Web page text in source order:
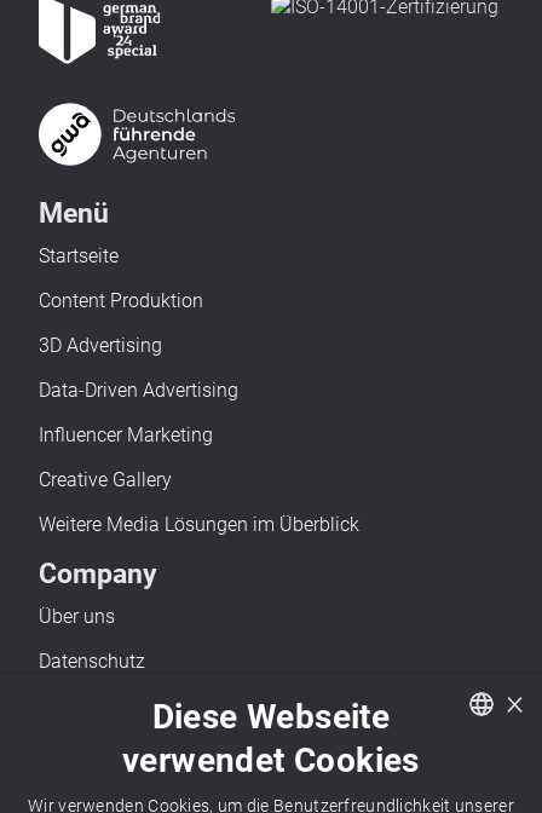
Menü
Startseite
Content Produktion
3D Advertising
Data-Driven Advertising
Influencer Marketing
Creative Gallery
Weitere Media Lösungen im Überblick
Company
Über uns
Datenschutz
Barrierefreiheit
Kontakt
×
Diese Webseite
verwendet Cookies
Wir verwenden Cookies, um die Benutzerfreundlichkeit unserer